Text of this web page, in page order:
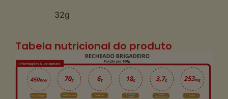
32g
Tabela nutricional do produto